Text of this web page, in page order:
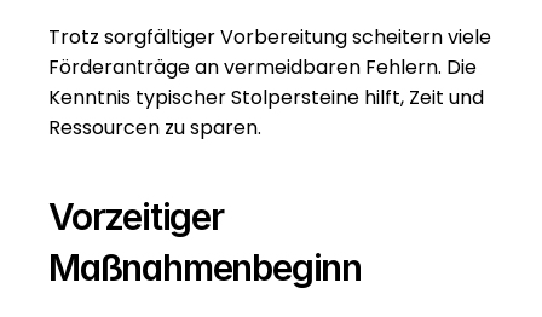
Trotz sorgfältiger Vorbereitung scheitern viele
Förderanträge an vermeidbaren Fehlern. Die
Kenntnis typischer Stolpersteine hilft, Zeit und
Ressourcen zu sparen.
Vorzeitiger
Maßnahmenbeginn